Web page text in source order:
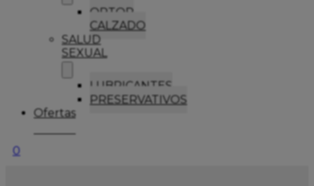
ORTOP
CALZADO
SALUD
SEXUAL
LUBRICANTES
PRESERVATIVOS
Ofertas
0